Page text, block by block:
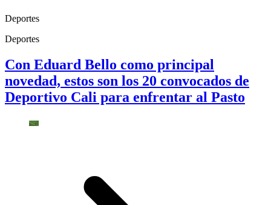
Deportes
Deportes
Con Eduard Bello como principal
novedad, estos son los 20 convocados de
Deportivo Cali para enfrentar al Pasto